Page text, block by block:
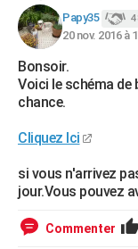
Papy35 4
20 nov. 2016 à
Bonsoir.
Voici le schéma de
chance.
Cliquez Ici
si vous n'arrivez
jour.Vous pouvez
Commenter